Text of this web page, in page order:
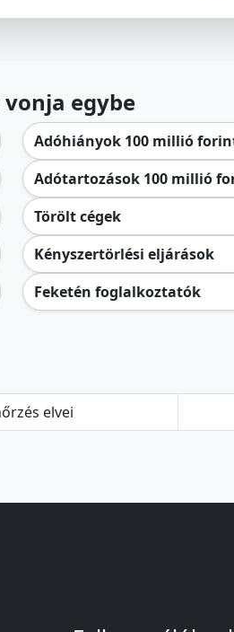
egybe
Adóhiányok 100 millió
Adótartozások 100 millió
Törölt cégek
Kényszertörlési eljárások
Feketén foglalkoztatók
elvei